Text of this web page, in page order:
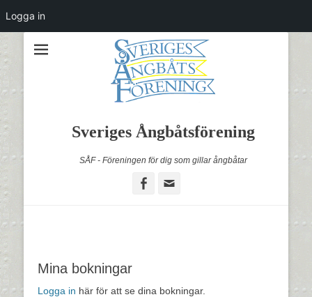
Sveriges Ångbåtsförening
SÅF - Föreningen för dig som gillar ångbåtar
Facebook
Mina bokningar
Logga in här för att se dina bokningar.
Logga in